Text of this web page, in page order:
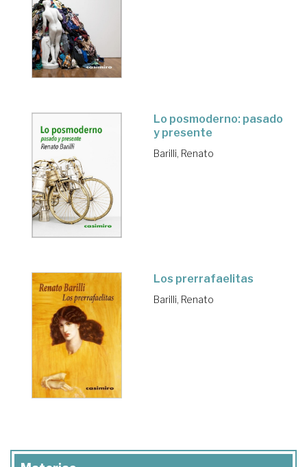
Lo posmoderno: pasado
y presente
Barilli, Renato
Los prerrafaelitas
Barilli, Renato